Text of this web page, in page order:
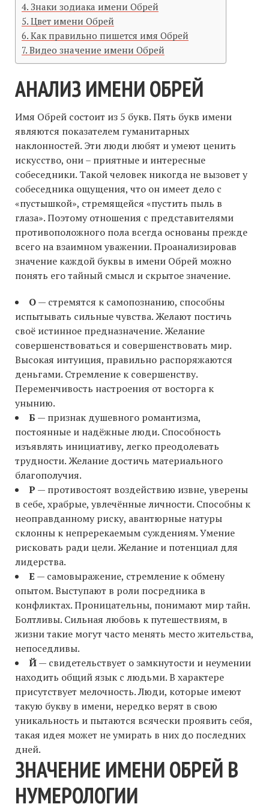
Знаки зодиака имени Обрей
Цвет имени Обрей
Как правильно пишется имя Обрей
Видео значение имени Обрей
АНАЛИЗ ИМЕНИ ОБРЕЙ
Имя Обрей состоит из 5 букв. Пять букв имени
являются показателем гуманитарных
наклонностей. Эти люди любят и умеют ценить
искусство, они – приятные и интересные
собеседники. Такой человек никогда не вызовет у
собеседника ощущения, что он имеет дело с
«пустышкой», стремящейся «пустить пыль в
глаза». Поэтому отношения с представителями
противоположного пола всегда основаны прежде
всего на взаимном уважении. Проанализировав
значение каждой буквы в имени Обрей можно
понять его тайный смысл и скрытое значение.
О— стремятся к самопознанию, способны
испытывать сильные чувства. Желают постичь
своё истинное предназначение. Желание
совершенствоваться и совершенствовать мир.
Высокая интуиция, правильно распоряжаются
деньгами. Стремление к совершенству.
Переменчивость настроения от восторга к
унынию.
Б — признак душевного романтизма,
постоянные и надёжные люди. Способность
изъявлять инициативу, легко преодолевать
трудности. Желание достичь материального
благополучия.
Р — противостоят воздействию извне, уверены
в себе, храбрые, увлечённые личности. Способны к
неоправданному риску, авантюрные натуры
склонны к непререкаемым суждениям. Умение
рисковать ради цели. Желание и потенциал для
лидерства.
Е — самовыражение, стремление к обмену
опытом. Выступают в роли посредника в
конфликтах. Проницательны, понимают мир тайн.
Болтливы. Сильная любовь к путешествиям, в
жизни такие могут часто менять место жительства,
непоседливы.
Й— свидетельствует о замкнутости и неумении
находить общий язык с людьми. В характере
присутствует мелочность. Люди, которые имеют
такую букву в имени, нередко верят в свою
уникальность и пытаются всячески проявить себя,
такая идея может не умирать в них до последних
дней.
ЗНАЧЕНИЕ ИМЕНИ ОБРЕЙ В
НУМЕРОЛОГИИ